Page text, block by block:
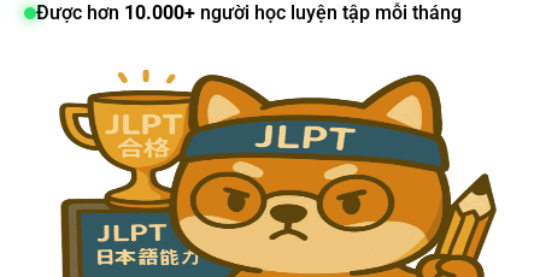
Được hơn 10.000+ người học luyện tập mỗi tháng